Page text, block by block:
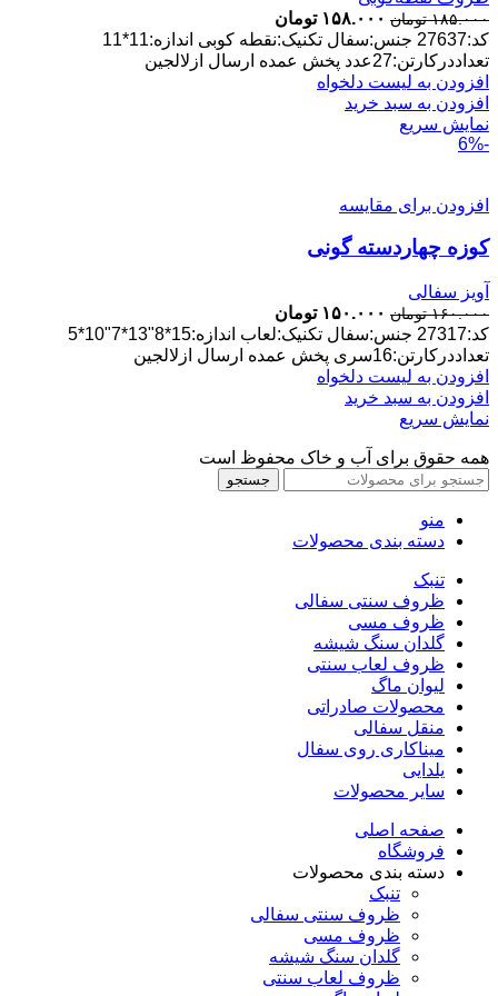
۱۸۵.۰۰۰ تومان قیمت
اصلی:
۱۸۵.۰۰۰ تومان
بود.
۱۵۸.۰۰۰ تومان
فعلی:
۱۵۸.۰۰۰ تومان.
کد:27637 جنس:سفال تکنیک:نقطه کوبی اندازه:11*11
تعداددرکارتن:27عدد پخش عمده ارسال ازلالجین
افزودن به لیست دلخواه
افزودن به سبد خرید
نمایش سریع
-6%
افزودن برای مقایسه
کوزه چهاردسته گونی
آویز سفالی
۱۶۰.۰۰۰ تومان قیمت
اصلی:
۱۶۰.۰۰۰ تومان
بود.
۱۵۰.۰۰۰ تومان
فعلی:
۱۵۰.۰۰۰ تومان.
کد:27317 جنس:سفال تکنیک:لعاب اندازه:15*8"13*7"10*5
تعداددرکارتن:16سری پخش عمده ارسال ازلالجین
افزودن به لیست دلخواه
افزودن به سبد خرید
نمایش سریع
همه حقوق برای آب و خاک محفوظ است
جستجو
منو
دسته بندی محصولات
تنبک
ظروف سنتی سفالی
ظروف مسی
گلدان سنگ شیشه
ظروف لعاب سنتی
لیوان ماگ
محصولات صادراتی
منقل سفالی
میناکاری روی سفال
یلدایی
سایر محصولات
صفحه اصلی
فروشگاه
دسته بندی محصولات
تنبک
ظروف سنتی سفالی
ظروف مسی
گلدان سنگ شیشه
ظروف لعاب سنتی